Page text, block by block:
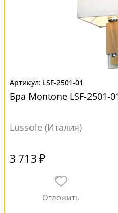
LSF-2501-01
Бра Montone LSF-2501-
Lussole (Италия)
3 713 ₽